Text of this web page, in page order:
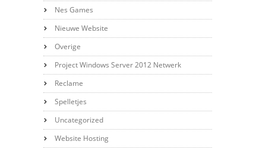
Nes Games
Nieuwe Website
Overige
Project Windows Server 2012 Netwerk
Reclame
Spelletjes
Uncategorized
Website Hosting